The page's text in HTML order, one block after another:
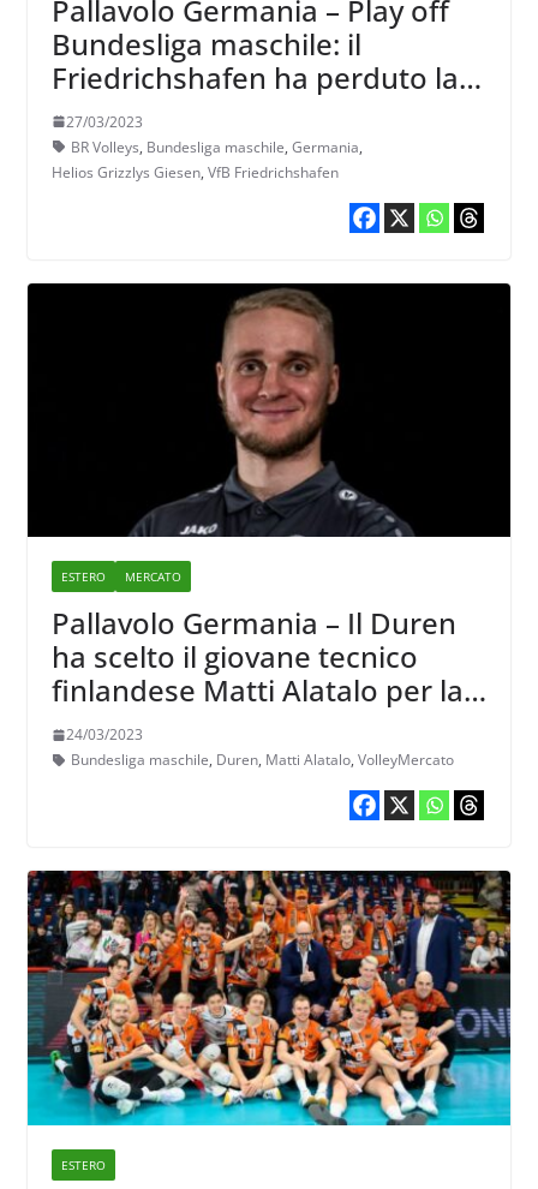
Pallavolo Germania – Play off
Bundesliga maschile: il
Friedrichshafen ha perduto la
prima in casa con il Giesen
27/03/2023
BR Volleys, Bundesliga maschile, Germania,
Helios Grizzlys Giesen, VfB Friedrichshafen
ESTERO MERCATO
Pallavolo Germania – Il Duren
ha scelto il giovane tecnico
finlandese Matti Alatalo per la
prossima stagione
24/03/2023
Bundesliga maschile, Duren, Matti Alatalo, VolleyMercato
ESTERO